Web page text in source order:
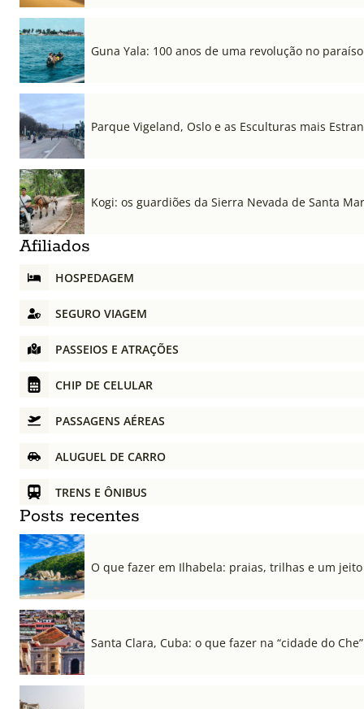
Guna Yala: 100 anos de uma revolução no
Parque Vigeland, Oslo e as Esculturas mais
Kogi: os guardiões da Sierra Nevada de Santa
Afiliados
HOSPEDAGEM
SEGURO VIAGEM
PASSEIOS E ATRAÇÕES
CHIP DE CELULAR
PASSAGENS AÉREAS
ALUGUEL DE CARRO
TRENS E ÔNIBUS
Posts recentes
O que fazer em Ilhabela: praias, trilhas e um
Santa Clara, Cuba: o que fazer na “cidade do Che”